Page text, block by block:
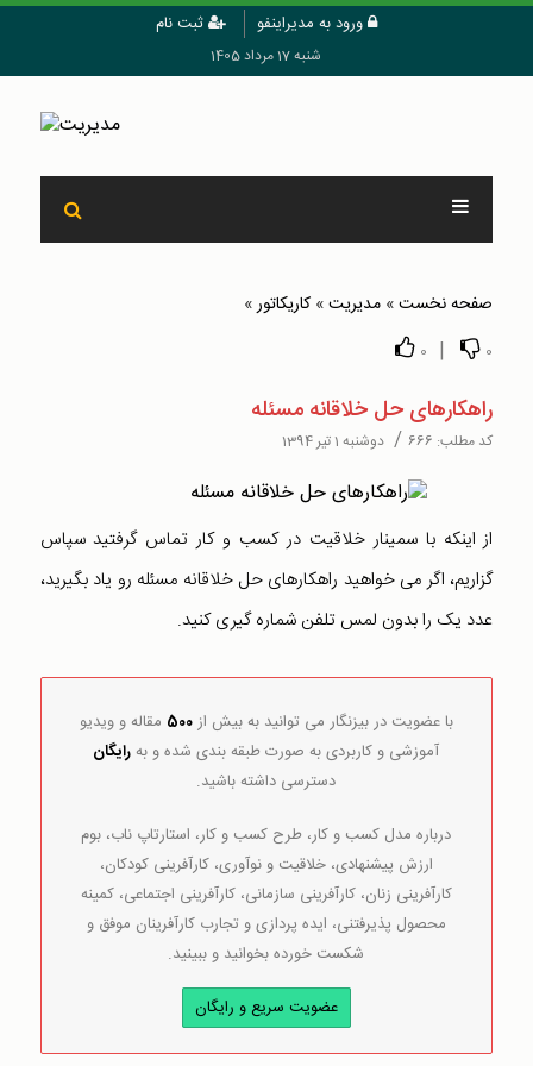
ورود به مدیراینفو ثبت نام
شنبه 17 مرداد 1405
صفحه نخست» مدیریت» کاریکاتور»
0
|
0
راهکارهای حل خلاقانه مسئله
کد مطلب: 666
/ دوشنبه 1 تیر 1394
از اینکه با سمینار خلاقیت در کسب و کار تماس گرفتید سپاس
گزاریم، اگر می خواهید راهکارهای حل خلاقانه مسئله رو یاد بگیرید،
عدد یک را بدون لمس تلفن شماره گیری کنید.
با عضویت در بیزنگار می توانید به بیش از500 مقاله و ویدیو
آموزشی و کاربردی به صورت طبقه بندی شده و بهرایگان
دسترسی داشته باشید.
درباره مدل کسب و کار، طرح کسب و کار، استارتاپ ناب، بوم
ارزش پیشنهادی، خلاقیت و نوآوری، کارآفرینی کودکان،
کارآفرینی زنان، کارآفرینی سازمانی، کارآفرینی اجتماعی، کمینه
محصول پذیرفتنی، ایده پردازی و تجارب کارآفرینان موفق و
شکست خورده بخوانید و ببینید.
عضویت سریع و رایگان